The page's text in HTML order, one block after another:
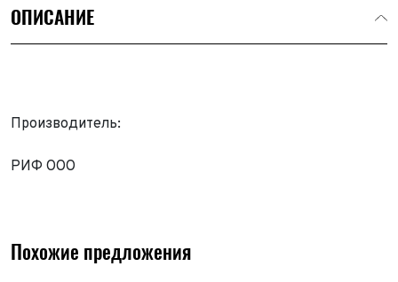
ОПИСАНИЕ
Производитель:
РИФ ООО
Похожие предложения
Телефон*
ФИО*